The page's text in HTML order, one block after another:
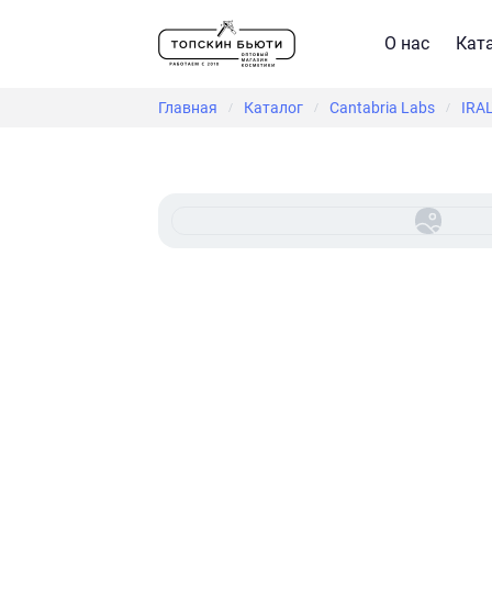
О нас
Главная / Каталог / Cantabria Labs /